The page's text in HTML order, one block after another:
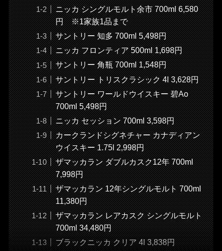
ニッカ シングルモルト余市 700ml 6,580
円 ※1家族1品まで
サントリー 知多 700ml 5,498円
ニッカ フロンティア 500ml 1,698円
サントリー 角瓶 700ml 1,548円
サントリー トリスクラシック 4l 3,628円
サントリー ワールドウイスキー 碧Ao
700ml 5,498円
ニッカ セッション 700ml 3,598円
カークランドシグネチャー カナディアン
ウイスキー 1.75l 2,998円
ザマッカラン ダブルカスク12年 700ml
7,998円
ザマッカラン 12年シングルモルト 700ml
11,380円
ザマッカラン レアカスク シングルモルト
700ml 34,480円
ブラックニッカ クリア 4l 3,838円